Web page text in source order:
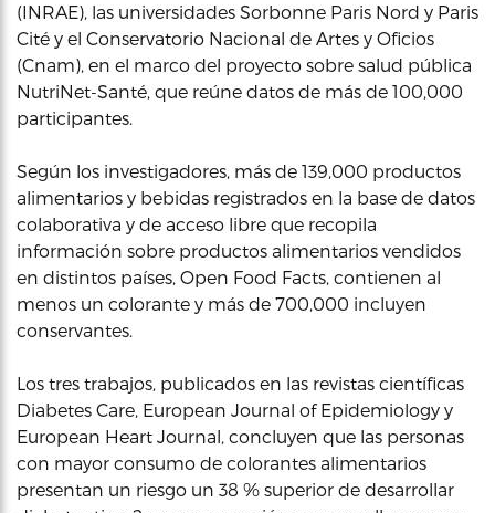
(INRAE), las universidades Sorbonne Paris Nord y Paris
Cité y el Conservatorio Nacional de Artes y Oficios
(Cnam), en el marco del proyecto sobre salud pública
NutriNet-Santé, que reúne datos de más de 100,000
participantes.
Según los investigadores, más de 139,000 productos
alimentarios y bebidas registrados en la base de datos
colaborativa y de acceso libre que recopila
información sobre productos alimentarios vendidos
en distintos países, Open Food Facts, contienen al
menos un colorante y más de 700,000 incluyen
conservantes.
Los tres trabajos, publicados en las revistas científicas
Diabetes Care, European Journal of Epidemiology y
European Heart Journal, concluyen que las personas
con mayor consumo de colorantes alimentarios
presentan un riesgo un 38 % superior de desarrollar